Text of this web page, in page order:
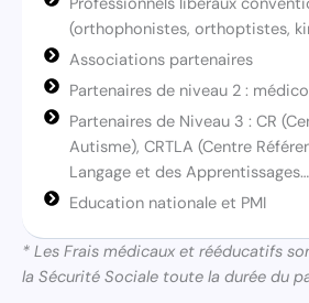
(orthophonistes, orthoptistes,
Associations partenaires
Partenaires de niveau 2 :
Partenaires de Niveau 3 : CR
Autisme), CRTLA (Centre
Langage et des
Education nationale et PMI
* Les Frais médicaux et rééducatifs
la Sécurité Sociale toute la durée du